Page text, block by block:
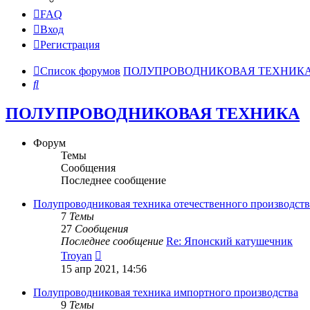
FAQ
Вход
Регистрация
Список форумов ПОЛУПРОВОДНИКОВАЯ
Поиск
ПОЛУПРОВОДНИКОВАЯ ТЕХНИКА
Форум
Темы
Сообщения
Последнее сообщение
Полупроводниковая техника отечественного
7 Темы
27 Сообщения
Последнее сообщение Re: Японский катушечник
Troyan
к
последнему
сообщению
15 апр 2021, 14:56
Полупроводниковая техника импортного производства
9 Темы